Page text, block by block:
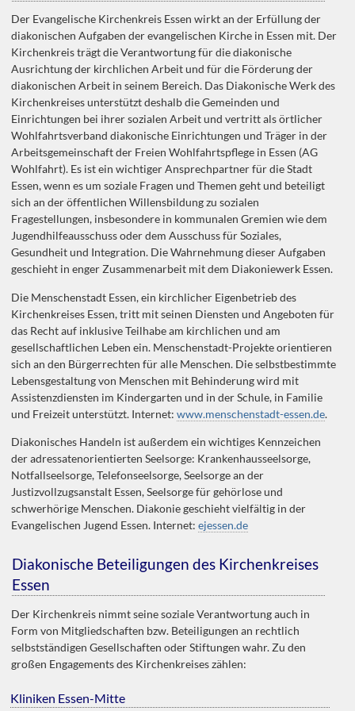
Der Evangelische Kirchenkreis Essen wirkt an der Erfüllung der
diakonischen Aufgaben der evangelischen Kirche in Essen mit. Der
Kirchenkreis trägt die Verantwortung für die diakonische
Ausrichtung der kirchlichen Arbeit und für die Förderung der
diakonischen Arbeit in seinem Bereich. Das Diakonische Werk des
Kirchenkreises unterstützt deshalb die Gemeinden und
Einrichtungen bei ihrer sozialen Arbeit und vertritt als örtlicher
Wohlfahrtsverband diakonische Einrichtungen und Träger in der
Arbeitsgemeinschaft der Freien Wohlfahrtspflege in Essen (AG
Wohlfahrt). Es ist ein wichtiger Ansprechpartner für die Stadt
Essen, wenn es um soziale Fragen und Themen geht und beteiligt
sich an der öffentlichen Willensbildung zu sozialen
Fragestellungen, insbesondere in kommunalen Gremien wie dem
Jugendhilfeausschuss oder dem Ausschuss für Soziales,
Gesundheit und Integration. Die Wahrnehmung dieser Aufgaben
geschieht in enger Zusammenarbeit mit dem Diakoniewerk Essen.
Die Menschenstadt Essen, ein kirchlicher Eigenbetrieb des
Kirchenkreises Essen, tritt mit seinen Diensten und Angeboten für
das Recht auf inklusive Teilhabe am kirchlichen und am
gesellschaftlichen Leben ein. Menschenstadt-Projekte orientieren
sich an den Bürgerrechten für alle Menschen. Die selbstbestimmte
Lebensgestaltung von Menschen mit Behinderung wird mit
Assistenzdiensten im Kindergarten und in der Schule, in Familie
und Freizeit unterstützt. Internet:www.menschenstadt-essen.de.
Diakonisches Handeln ist außerdem ein wichtiges Kennzeichen
der adressatenorientierten Seelsorge: Krankenhausseelsorge,
Notfallseelsorge, Telefonseelsorge, Seelsorge an der
Justizvollzugsanstalt Essen, Seelsorge für gehörlose und
schwerhörige Menschen. Diakonie geschieht vielfältig in der
Evangelischen Jugend Essen. Internet:ejessen.de
Diakonische Beteiligungen des Kirchenkreises
Essen
Der Kirchenkreis nimmt seine soziale Verantwortung auch in
Form von Mitgliedschaften bzw. Beteiligungen an rechtlich
selbstständigen Gesellschaften oder Stiftungen wahr. Zu den
großen Engagements des Kirchenkreises zählen:
Kliniken Essen-Mitte